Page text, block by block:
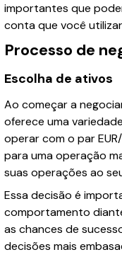
importantes que
conta que você
Processo de
Escolha de ativos
Ao começar a
oferece uma
operar com o par
para uma operação
suas operações ao
Essa decisão é
comportamento
as chances de
decisões mais